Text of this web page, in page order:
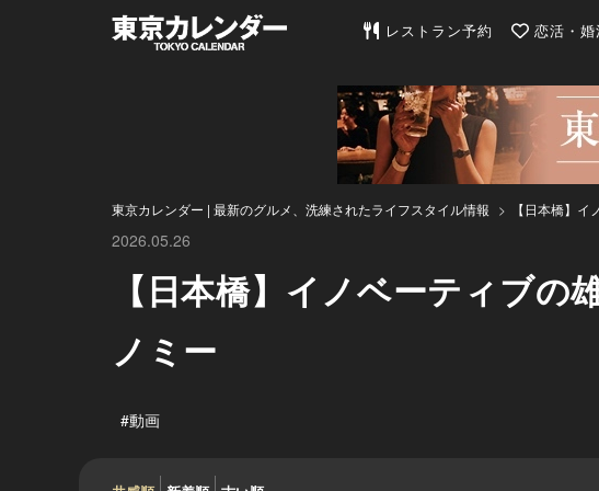
東京カレンダー | 最新のグルメ
レストラン予約 恋活・婚
東京カレンダー | 最新のグルメ、洗練されたライフスタイル情報 【日本橋】
2026.05.26
【日本橋】イノベーティブ
ノミー
#動画